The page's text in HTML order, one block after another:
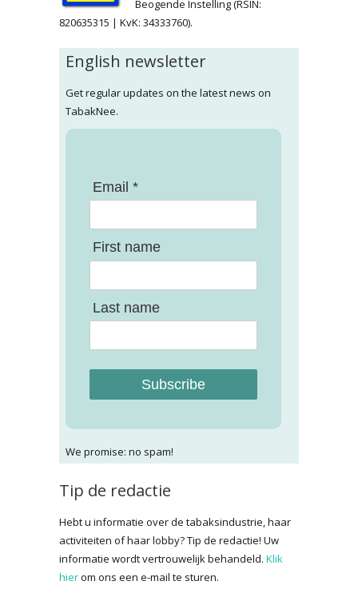
Beogende Instelling (RSIN:
820635315 | KvK: 34333760).
English newsletter
Get regular updates on the latest news on
TabakNee.
Email *
First name
Last name
Subscribe
We promise: no spam!
Tip de redactie
Hebt u informatie over de tabaksindustrie, haar
activiteiten of haar lobby? Tip de redactie! Uw
informatie wordt vertrouwelijk behandeld. Klik
hierom ons een e-mail te sturen.